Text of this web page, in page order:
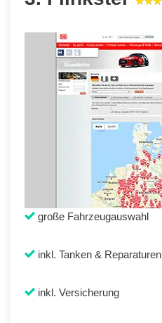
große Fahrzeugauswahl
inkl. Tanken & Reparaturen
inkl. Versicherung